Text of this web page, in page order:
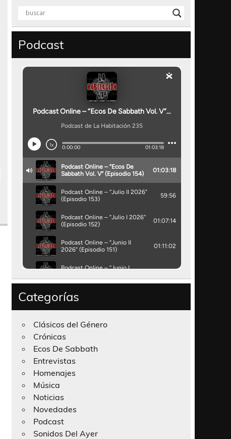
Podcast
Categorías
Clásicos del Género
Crónicas
Ecos De Sabbath
Entrevistas
Homenajes
Música
Noticias
Novedades
Podcast
Sonidos Del Ayer